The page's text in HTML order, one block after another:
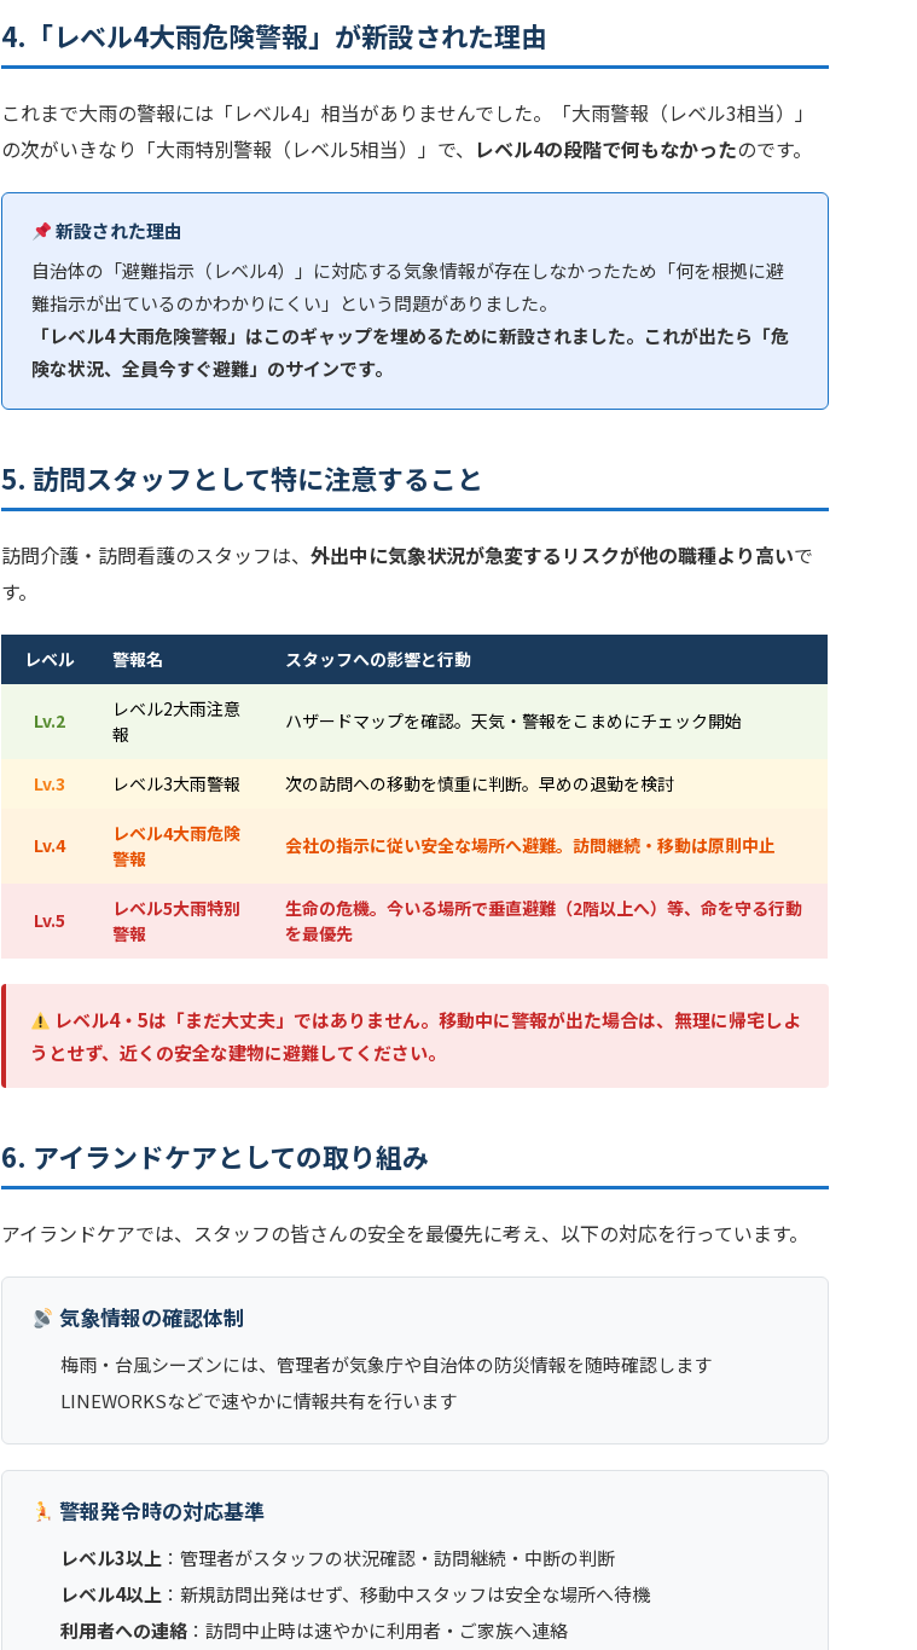
4.「レベル4大雨危険警報」が新設された理由
これまで大雨の警報には「レベル4」相当がありませんでした。「大雨警報（レベル3相当）」
の次がいきなり「大雨特別警報（レベル5相当）」で、 レベル4の段階で何もなかったのです。
新設された理由
自治体の「避難指示（レベル4）」に対応する気象情報が存在しなかったため「何を根拠に避
難指示が出ているのかわかりにくい」という問題がありました。
「レベル4 大雨危険警報」はこのギャップを埋めるために新設されました。これが出たら「危
険な状況、全員今すぐ避難」のサインです。
5. 訪問スタッフとして特に注意すること
訪問介護・訪問看護のスタッフは、 外出中に気象状況が急変するリスクが他の職種より高いで
す。
レベル 警報名 スタッフへの影響と行動
Lv.2
レベル2大雨注意
報
ハザードマップを確認。天気・警報をこまめにチェック開始
Lv.3 レベル3大雨警報 次の訪問への移動を慎重に判断。早めの退勤を検討
Lv.4
レベル4大雨危険
警報
会社の指示に従い安全な場所へ避難。訪問継続・移動は原則中止
Lv.5
レベル5大雨特別
警報
生命の危機。今いる場所で垂直避難（2階以上へ）等、命を守る行動
を最優先
レベル4・5は「まだ大丈夫」ではありません。移動中に警報が出た場合は、無理に帰宅しよ
うとせず、近くの安全な建物に避難してください。
6. アイランドケアとしての取り組み
アイランドケアでは、スタッフの皆さんの安全を最優先に考え、以下の対応を行っています。
気象情報の確認体制
梅雨・台風シーズンには、管理者が気象庁や自治体の防災情報を随時確認します
LINEWORKSなどで速やかに情報共有を行います
警報発令時の対応基準
レベル3以上：管理者がスタッフの状況確認・訪問継続・中断の判断
レベル4以上：新規訪問出発はせず、移動中スタッフは安全な場所へ待機
利用者への連絡：訪問中止時は速やかに利用者・ご家族へ連絡